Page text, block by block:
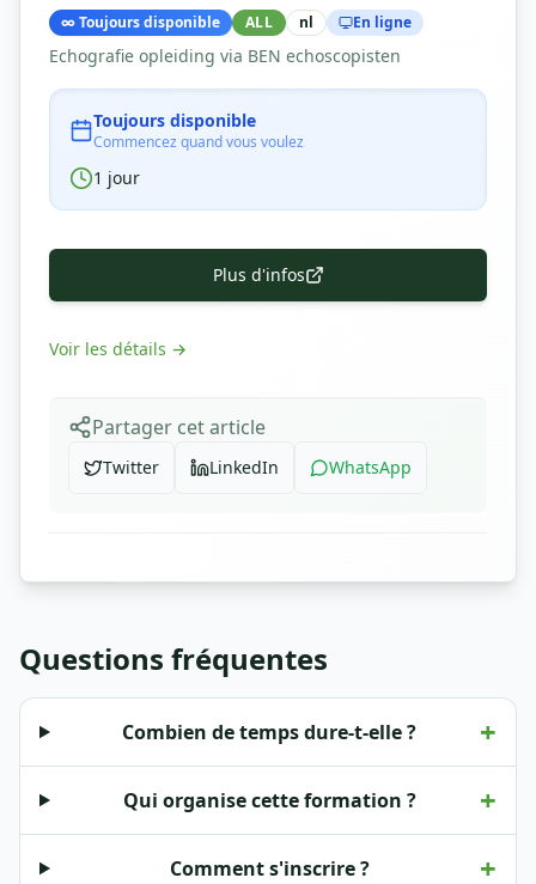
∞Toujours disponible ALL nl En ligne
Echografie opleiding via BEN echoscopisten
Toujours disponible
Commencez quand vous voulez
1 jour
Plus d'infos
Voir les détails →
Partager cet article
Twitter LinkedIn WhatsApp
Questions fréquentes
Combien de temps dure-t-elle ? +
Qui organise cette formation ? +
Comment s'inscrire ? +